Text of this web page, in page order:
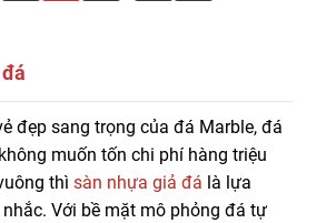
đá chất lượng giá tốt, bảo hành dài
hệ 0916.422.522 để được tư vấn,
vân đá giá rẻ chi tiết.
đẹp sang trọng của đá Marble, đá
muốn tốn chi phí hàng triệu
thì sàn nhựa giả đá là lựa
Với bề mặt mô phỏng đá tự